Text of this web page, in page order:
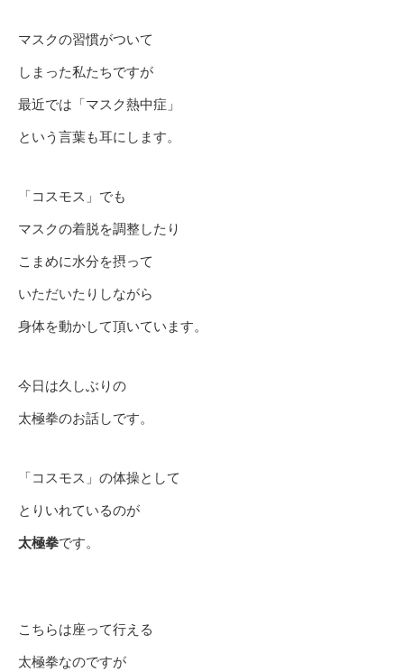
マスクの習慣がついて
しまった私たちですが
最近では「マスク熱中症」
という言葉も耳にします。
「コスモス」でも
マスクの着脱を調整したり
こまめに水分を摂って
いただいたりしながら
身体を動かして頂いています。
今日は久しぶりの
太極拳のお話しです。
「コスモス」の体操として
とりいれているのが
太極拳です。
こちらは座って行える
太極拳なのですが